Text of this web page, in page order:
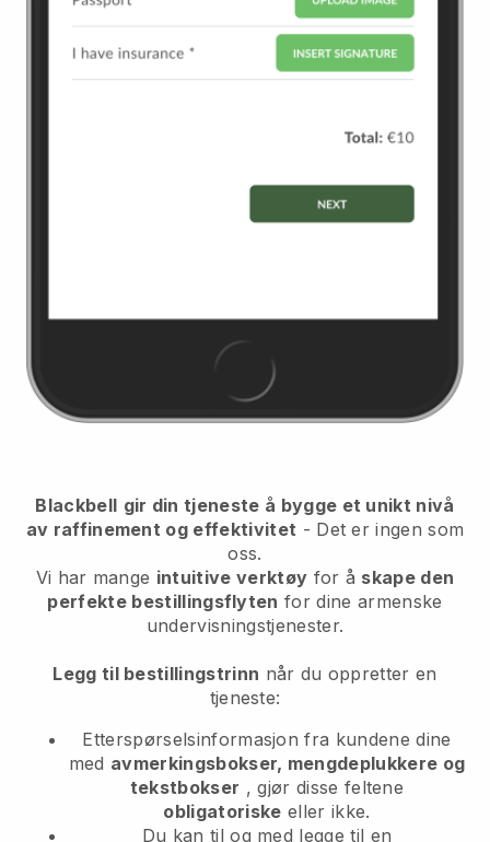
Blackbell gir din tjeneste å bygge et unikt nivå
av raffinement og effektivitet - Det er ingen som
oss.
Vi har mange intuitive verktøy for å skape den
perfekte bestillingsflyten for dine armenske
undervisningstjenester.
Legg til bestillingstrinn når du oppretter en
tjeneste:
Etterspørselsinformasjon fra kundene dine
med avmerkingsbokser, mengdeplukkere og
tekstbokser , gjør disse feltene
obligatoriske eller ikke.
Du kan til og med legge til en